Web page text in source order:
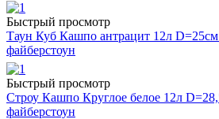
Быстрый просмотр
Таун Куб Кашпо антрацит 12л
файберстоун
Быстрый просмотр
Строу Кашпо Круглое белое 12л
файберстоун